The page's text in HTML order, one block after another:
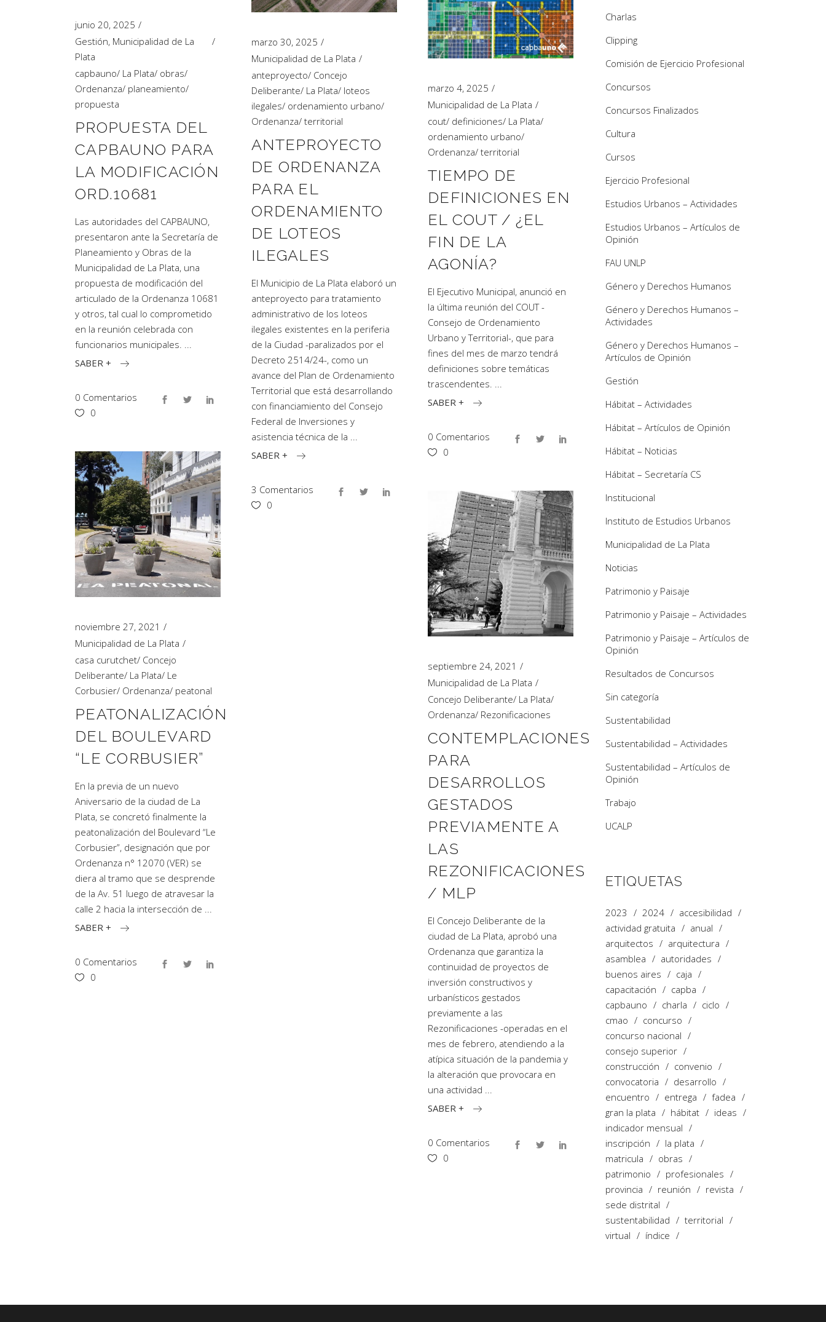
junio 20, 2025
Gestión, Municipalidad de La
Plata
capbauno/ La Plata/ obras/
Ordenanza/ planeamiento/
propuesta
PROPUESTA DEL
CAPBAUNO PARA
LA MODIFICACIÓN
ORD.10681
Las autoridades del CAPBAUNO,
presentaron ante la Secretaría de
Planeamiento y Obras de la
Municipalidad de La Plata, una
propuesta de modificación del
articulado de la Ordenanza 10681
y otros, tal cual lo comprometido
en la reunión celebrada con
funcionarios municipales.
SABER +
0 Comentarios
0
marzo 30, 2025
Municipalidad de La Plata
anteproyecto/ Concejo
Deliberante/ La Plata/ loteos
ilegales/ ordenamiento urbano/
Ordenanza/ territorial
ANTEPROYECTO
DE ORDENANZA
PARA EL
ORDENAMIENTO
DE LOTEOS
ILEGALES
El Municipio de La Plata elaboró un
anteproyecto para tratamiento
administrativo de los loteos
ilegales existentes en la periferia
de la Ciudad -paralizados por el
Decreto 2514/24-, como un
avance del Plan de Ordenamiento
Territorial que está desarrollando
con financiamiento del Consejo
Federal de Inversiones y
asistencia técnica de la
SABER +
3 Comentarios
0
marzo 4, 2025
Municipalidad de La Plata
cout/ definiciones/ La Plata/
ordenamiento urbano/
Ordenanza/ territorial
TIEMPO DE
DEFINICIONES EN
EL COUT / ¿EL
FIN DE LA
AGONÍA?
El Ejecutivo Municipal, anunció en
la última reunión del COUT -
Consejo de Ordenamiento
Urbano y Territorial-, que para
fines del mes de marzo tendrá
definiciones sobre temáticas
trascendentes.
SABER +
0 Comentarios
0
noviembre 27, 2021
Municipalidad de La Plata
casa curutchet/ Concejo
Deliberante/ La Plata/ Le
Corbusier/ Ordenanza/ peatonal
PEATONALIZACIÓN
DEL BOULEVARD
“LE CORBUSIER”
En la previa de un nuevo
Aniversario de la ciudad de La
Plata, se concretó finalmente la
peatonalización del Boulevard “Le
Corbusier”, designación que por
Ordenanza n° 12070 (VER) se
diera al tramo que se desprende
de la Av. 51 luego de atravesar la
calle 2 hacia la intersección de
SABER +
0 Comentarios
0
septiembre 24, 2021
Municipalidad de La Plata
Concejo Deliberante/ La Plata/
Ordenanza/ Rezonificaciones
CONTEMPLACIONES
PARA
DESARROLLOS
GESTADOS
PREVIAMENTE A
LAS
REZONIFICACIONES
/ MLP
El Concejo Deliberante de la
ciudad de La Plata, aprobó una
Ordenanza que garantiza la
continuidad de proyectos de
inversión constructivos y
urbanísticos gestados
previamente a las
Rezonificaciones -operadas en el
mes de febrero, atendiendo a la
atípica situación de la pandemia y
la alteración que provocara en
una actividad
SABER +
0 Comentarios
0
Charlas
Clipping
Comisión de Ejercicio Profesional
Concursos
Concursos Finalizados
Cultura
Cursos
Ejercicio Profesional
Estudios Urbanos – Actividades
Estudios Urbanos – Artículos de
Opinión
FAU UNLP
Género y Derechos Humanos
Género y Derechos Humanos –
Actividades
Género y Derechos Humanos –
Artículos de Opinión
Gestión
Hábitat – Actividades
Hábitat – Artículos de Opinión
Hábitat – Noticias
Hábitat – Secretaría CS
Institucional
Instituto de Estudios Urbanos
Municipalidad de La Plata
Noticias
Patrimonio y Paisaje
Patrimonio y Paisaje – Actividades
Patrimonio y Paisaje – Artículos de
Opinión
Resultados de Concursos
Sin categoría
Sustentabilidad
Sustentabilidad – Actividades
Sustentabilidad – Artículos de
Opinión
Trabajo
UCALP
ETIQUETAS
2023 2024
accesibilidad
actividad gratuita
anual
arquitectos
arquitectura
asamblea
autoridades
buenos aires
caja
capacitación
capba
capbauno
charla
ciclo
cmao
concurso
concurso nacional
consejo superior
construcción
convenio
convocatoria
desarrollo
encuentro
entrega
fadea
gran la plata
hábitat
ideas
indicador mensual
inscripción
la plata
matricula
obras
patrimonio
profesionales
provincia
reunión
revista
sede distrital
sustentabilidad
territorial
virtual
índice